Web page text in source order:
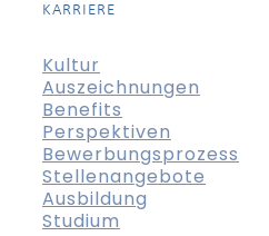
KARRIERE
Kultur
Auszeichnungen
Benefits
Perspektiven
Bewerbungsprozess
Stellenangebote
Ausbildung
Studium